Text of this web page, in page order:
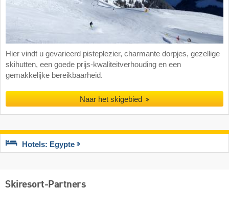
Hier vindt u gevarieerd pisteplezier, charmante dorpjes, gezellige
skihutten, een goede prijs-kwaliteitverhouding en een
gemakkelijke bereikbaarheid.
Naar het skigebied
Hotels: Egypte
Skiresort-Partners